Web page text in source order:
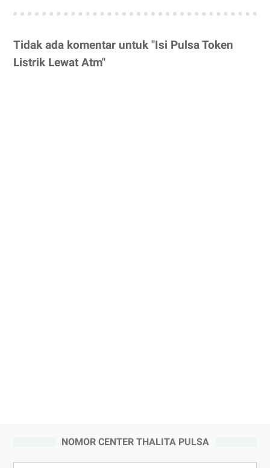
Tidak ada komentar untuk "Isi Pulsa Token
Listrik Lewat Atm"
NOMOR CENTER THALITA PULSA